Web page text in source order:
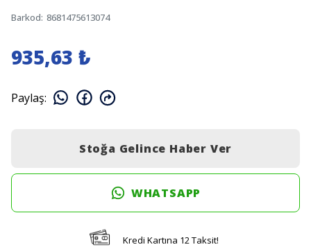
Barkod: 8681475613074
935,63 ₺
Paylaş:
Stoğa Gelince Haber Ver
WHATSAPP
Kredi Kartına 12 Taksit!